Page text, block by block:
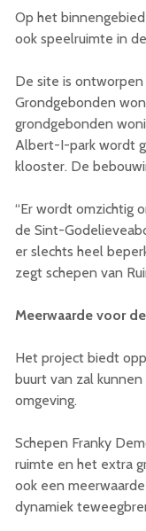
Op het
ook speelruimte in
De site is
Grondgebonden
grondgebonden
Albert-I-park wordt
klooster. De
“Er wordt omzichtig
de Sint-
er slechts heel
zegt schepen van
Meerwaarde voor
Het project biedt
buurt van zal
omgeving.
Schepen Franky
ruimte en het extra
ook een
dynamiek